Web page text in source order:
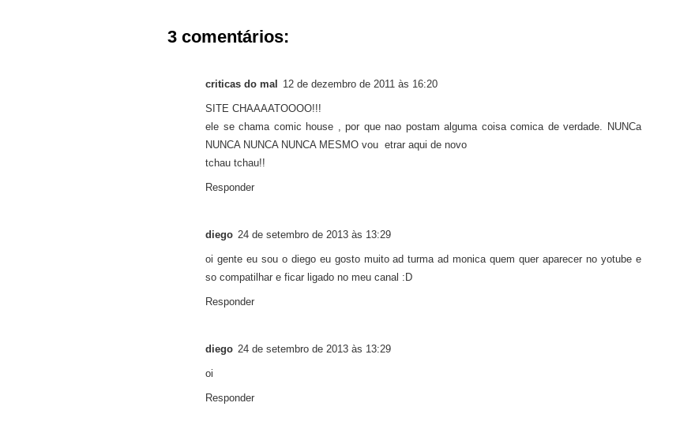
3 comentários:
criticas do mal 12 de dezembro de 2011 às 16:20
SITE CHAAAATOOOO!!!
ele se chama comic house , por que nao postam alguma coisa comica de verdade. NUNCa
NUNCA NUNCA NUNCA MESMO vou etrar aqui de novo
tchau tchau!!
Responder
diego 24 de setembro de 2013 às 13:29
oi gente eu sou o diego eu gosto muito ad turma ad monica quem quer aparecer no yotube e
so compatilhar e ficar ligado no meu canal :D
Responder
diego 24 de setembro de 2013 às 13:29
oi
Responder